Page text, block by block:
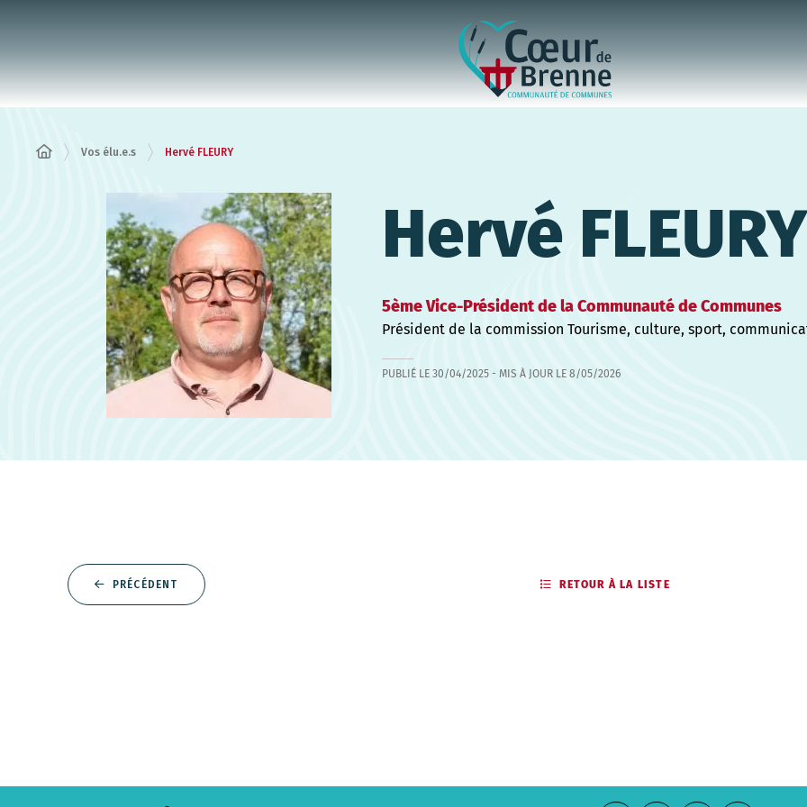
Vos élu.e.s Hervé FLEURY
Hervé FLEURY
5ème Vice-Président de la Communauté de Communes
Président de la commission Tourisme, culture, sport,
PUBLIÉ LE 30/04/2025 - MIS À JOUR LE 8/05/2026
PRÉCÉDENT RETOUR À LA LISTE